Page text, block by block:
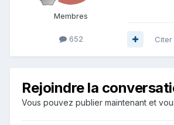
Membres
652 Citer
Rejoindre la
Vous pouvez publier maintenant et